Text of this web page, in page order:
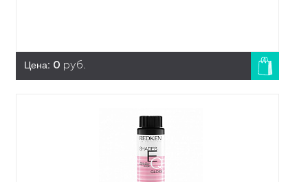
Цена: 0 руб.